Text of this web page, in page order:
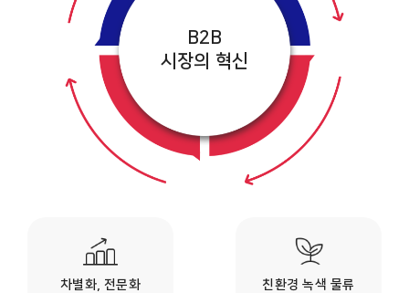
B2B
시장의 혁신
차별화, 전문화 친환경 녹색 물류